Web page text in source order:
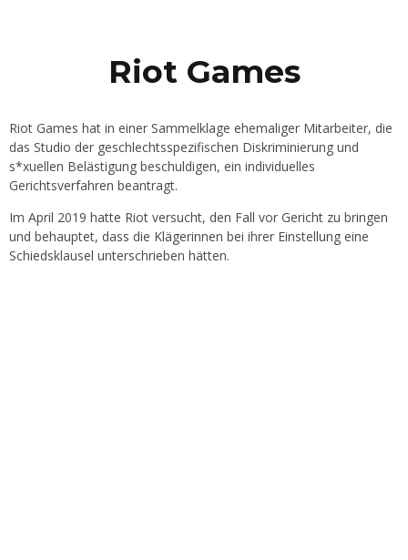
Riot Games
Riot Games hat in einer Sammelklage ehemaliger Mitarbeiter, die
das Studio der geschlechtsspezifischen Diskriminierung und
s*xuellen Belästigung beschuldigen, ein individuelles
Gerichtsverfahren beantragt.
Im April 2019 hatte Riot versucht, den Fall vor Gericht zu bringen
und behauptet, dass die Klägerinnen bei ihrer Einstellung eine
Schiedsklausel unterschrieben hätten.